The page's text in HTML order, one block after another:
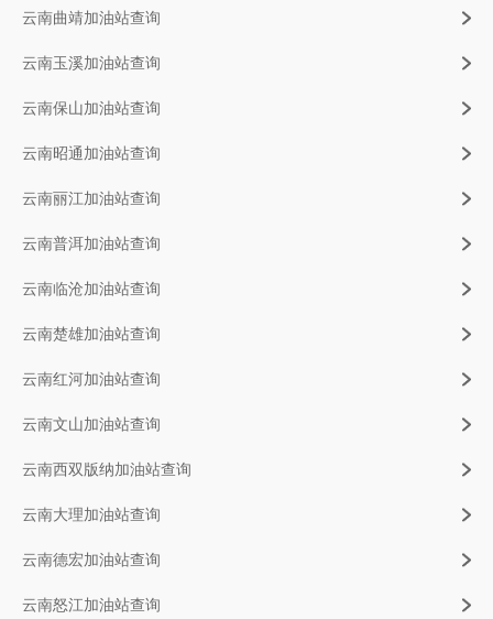
云南曲靖加油站查询
云南玉溪加油站查询
云南保山加油站查询
云南昭通加油站查询
云南丽江加油站查询
云南普洱加油站查询
云南临沧加油站查询
云南楚雄加油站查询
云南红河加油站查询
云南文山加油站查询
云南西双版纳加油站查询
云南大理加油站查询
云南德宏加油站查询
云南怒江加油站查询